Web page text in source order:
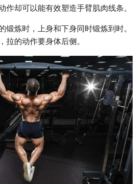
作却可以能有效塑造手臂肌肉线条。
锻炼时，上身和下身同时锻炼到时。
拉的动作要身体后侧。